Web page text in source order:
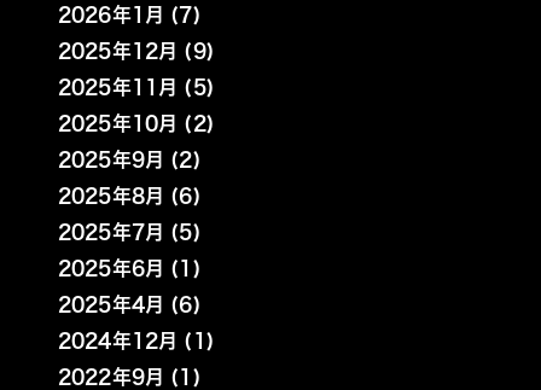
2026年1月 (7)
2025年12月 (9)
2025年11月 (5)
2025年10月 (2)
2025年9月 (2)
2025年8月 (6)
2025年7月 (5)
2025年6月 (1)
2025年4月 (6)
2024年12月 (1)
2022年9月 (1)